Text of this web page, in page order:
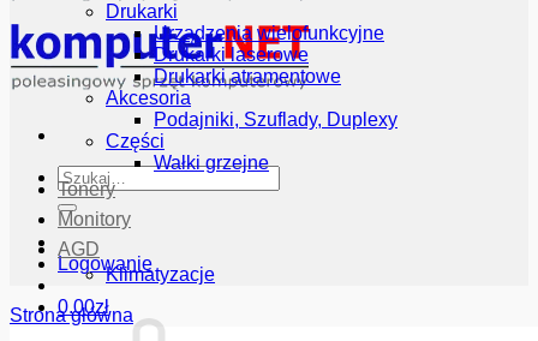
Szukaj:
Logowanie
0.00zł
Drukarki
Urządzenia wielofunkcyjne
Drukarki laserowe
Drukarki atramentowe
Akcesoria
Podajniki, Szuflady, Duplexy
Części
Wałki grzejne
Tonery
Monitory
AGD
Klimatyzacje
Strona główna